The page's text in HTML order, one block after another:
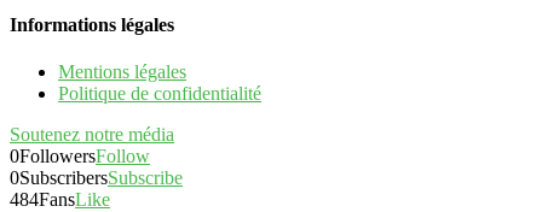
Informations légales
Mentions légales
Politique de confidentialité
Soutenez notre média
0FollowersFollow
0SubscribersSubscribe
484FansLike